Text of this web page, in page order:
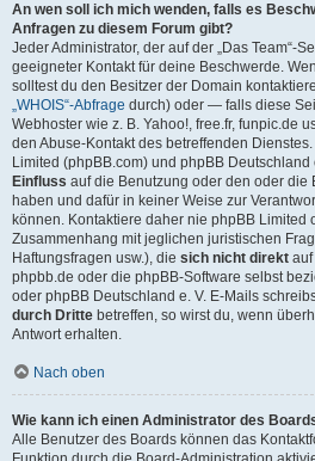
An wen soll ich mich wenden, falls es
Anfragen zu diesem Forum gibt?
Jeder Administrator, der auf der „Das Team“-
geeigneter Kontakt für deine Beschwerde.
solltest du den Besitzer der Domain
„WHOIS“-Abfrage durch) oder — falls diese
Webhoster wie z. B. Yahoo!, free.fr, funpic.de
den Abuse-Kontakt des betreffenden
Limited (phpBB.com) und phpBB Deutschland
Einfluss auf die Benutzung oder den oder die
haben und dafür in keiner Weise zur
können. Kontaktiere daher nie phpBB Limited
Zusammenhang mit jeglichen juristischen
Haftungsfragen usw.), die sich nicht direkt
phpbb.de oder die phpBB-Software selbst
oder phpBB Deutschland e. V. E-Mails
durch Dritte betreffen, so wirst du, wenn
Antwort erhalten.
Nach oben
Wie kann ich einen Administrator des
Alle Benutzer des Boards können das